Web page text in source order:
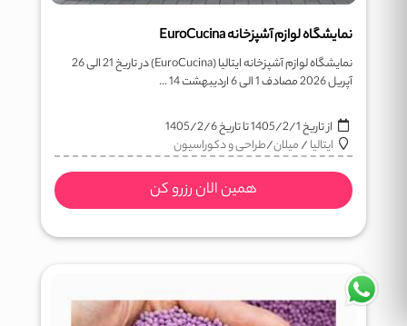
نمایشگاه لوازم آشپزخانه EuroCucina
نمایشگاه لوازم آشپزخانه ایتالیا (EuroCucina) در تاریخ 21 الی 26
آپریل 2026 مصادف 1 الی 6 اردیبهشت 14 ...
از تاریخ1405/2/1تا تاریخ1405/2/6
ایتالیا/میلان/طراحی و دکوراسیون
همین الان رزرو کن